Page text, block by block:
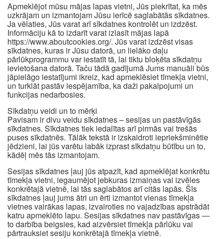
Apmeklējot mūsu mājas lapas vietni, Jūs piekrītat, ka mēs
uzkrājam un izmantojam Jūsu ierīcē saglabātās sīkdatnes.
Ja vēlaties, Jūs varat arī sīkdatnes kontrolēt un izdzēst.
Informāciju kā to izdarīt varat izlasīt mājas lapā
https://www.aboutcookies.org/. Jūs varat izdzēst visas
sīkdatnes, kuras ir Jūsu datorā, un lielāko daļu
pārlūkprogrammu var iestatīt tā, lai tiktu bloķēta sīkdatņu
ievietošana datorā. Taču tādā gadījumā Jums manuāli būs
jāpielāgo iestatījumi ikreiz, kad apmeklēsiet tīmekļa vietni,
un turklāt pastāv iespējamība, ka daži pakalpojumi un
funkcijas nedarbosies.
Sīkdatņu veidi un to mērķi
Pavisam ir divu veidu sīkdatnes – sesijas un pastāvīgās
sīkdatnes. Sīkdatnes tiek iedalītas arī pirmās vai trešās
puses sīkdatnēs. Tālāk tekstā ir izskaidroti iepriekšminētie
jēdzieni, lai jūs varētu labāk izprast sīkdatņu būtību un to,
kādēļ mēs tās izmantojam.
Sesijas sīkdatnes ļauj jūs atpazīt, kad apmeklējat konkrētu
tīmekļa vietni, iegaumējot jebkuras izmaiņas vai izvēles
konkrētajā vietnē, lai tās saglabātos arī citās lapās. Šīs
sīkdatnes ļauj jums ātri un ērti izmantot vienas tīmekļa
vietnes vairākas lapas, izvairoties no vajadzības apstrādāt
katru apmeklēto lapu. Sesijas sīkdatnes nav pastāvīgas —
to darbība beigsies, kad aizvērsiet tīmekļa pārlūku vai
pārtrauksiet sesiju konkrētajā tīmekļa vietnē.